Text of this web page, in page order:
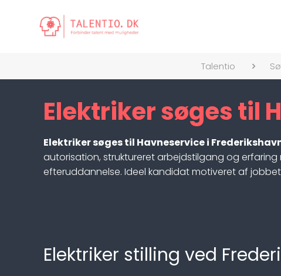
Talentio
Elektriker søges til
Elektriker søges til Havneservice i
autorisation, struktureret arbejdstilgang og
efteruddannelse. Ideel kandidat motiveret af
Elektriker stilling ved